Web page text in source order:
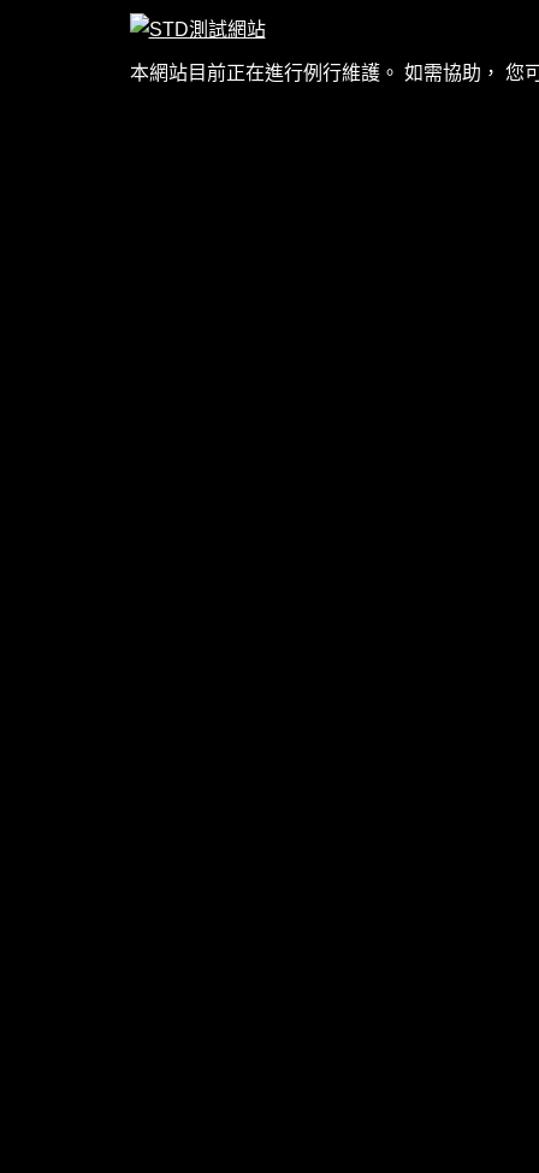
本網站目前正在進行例行維護。 如需協助， 您